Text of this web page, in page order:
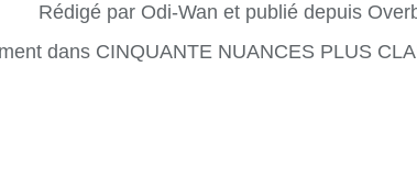
Rédigé par Odi-Wan et publié depuis
dans CINQUANTE NUANCES PLUS